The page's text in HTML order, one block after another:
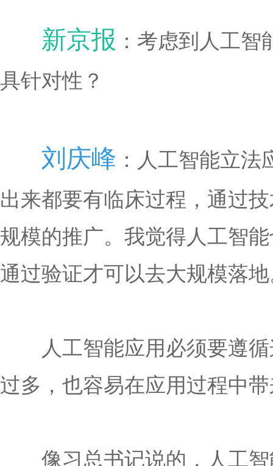
新京报 ：考虑到人工
具针对性？
刘庆峰 ：人工智能立
出来都要有临床过程，通过
规模的推广。我觉得人工智
通过验证才可以去大规模落
人工智能应用必须要遵循
过多，也容易在应用过程中
像习总书记说的，人工智